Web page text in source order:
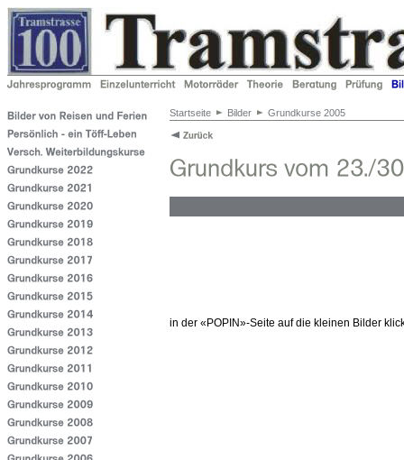
Startseite Bilder Grundkurse 2005
in der «POPIN»-Seite auf die kleinen Bilder